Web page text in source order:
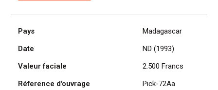
de
2.500
ND
1975),
Pick-
Pays
Madagascar
Date
ND (1993)
Valeur faciale
2.500 Francs
Réference d'ouvrage
Pick-72Aa